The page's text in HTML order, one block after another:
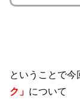
ということで今
ク」 について